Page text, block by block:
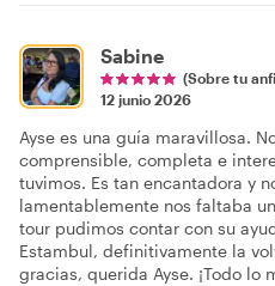
Sabine
(Sobre tu
12 junio 2026
Ayse es una guía maravillosa.
comprensible, completa e
tuvimos. Es tan encantadora y
lamentablemente nos faltaba
tour pudimos contar con su
Estambul, definitivamente la
gracias, querida Ayse. ¡Todo lo